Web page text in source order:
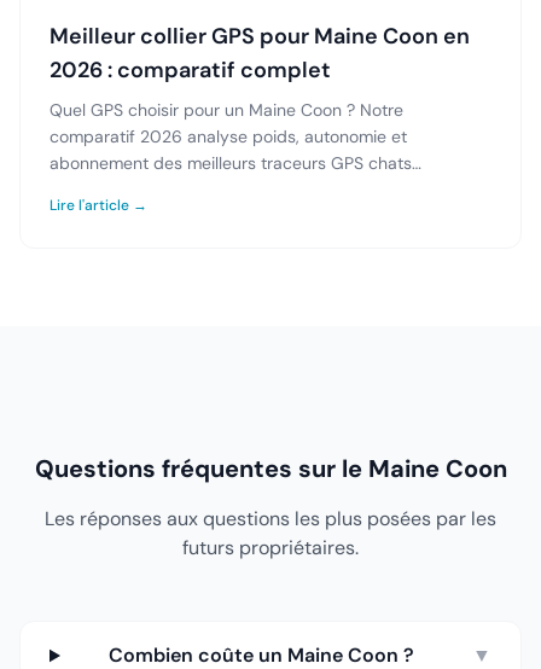
Meilleur collier GPS pour Maine Coon en
2026 : comparatif complet
Quel GPS choisir pour un Maine Coon ? Notre
comparatif 2026 analyse poids, autonomie et
abonnement des meilleurs traceurs GPS chats
Lire l'article →
Questions fréquentes sur le Maine Coon
Les réponses aux questions les plus posées par les
futurs propriétaires.
Combien coûte un Maine Coon ? ▼